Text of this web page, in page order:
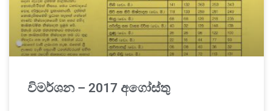
විමර්ශන – 2017 අගෝස්තු